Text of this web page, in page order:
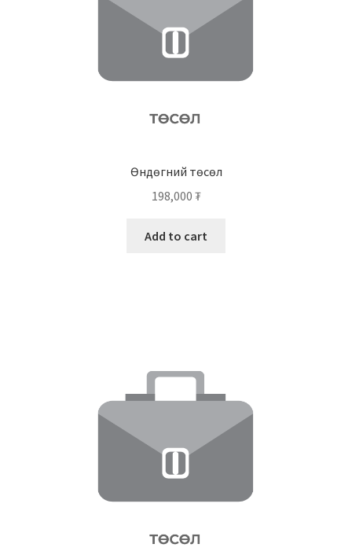
Өндөгний төсөл
198,000 ₮
Add to cart